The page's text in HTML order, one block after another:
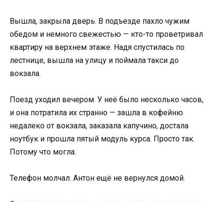
Вышла, закрыла дверь. В подъезде пахло чужим
обедом и немного свежестью — кто-то проветривал
квартиру на верхнем этаже. Надя спустилась по
лестнице, вышла на улицу и поймала такси до
вокзала.
Поезд уходил вечером. У неё было несколько часов,
и она потратила их странно — зашла в кофейню
недалеко от вокзала, заказала капучино, достала
ноутбук и прошла пятый модуль курса. Просто так.
Потому что могла.
Телефон молчал. Антон ещё не вернулся домой.